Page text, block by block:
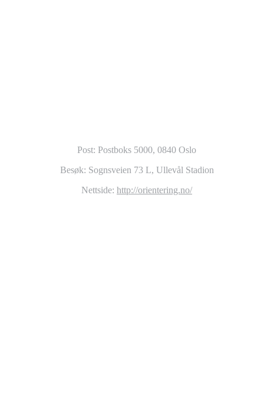
Post: Postboks 5000, 0840 Oslo
Besøk: Sognsveien 73 L, Ullevål Stadion
Nettside: http://orientering.no/